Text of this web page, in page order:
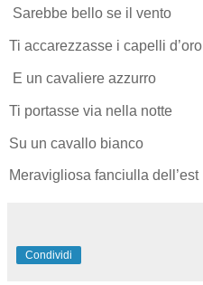
Sarebbe bello se il vento
Ti accarezzasse i capelli d’oro
E un cavaliere azzurro
Ti portasse via nella notte
Su un cavallo bianco
Meravigliosa fanciulla dell’est
Condividi